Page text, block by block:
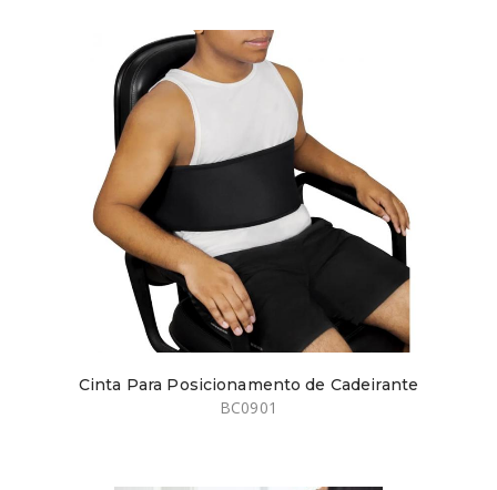
Cinta Para Posicionamento de Cadeirante
BC0901